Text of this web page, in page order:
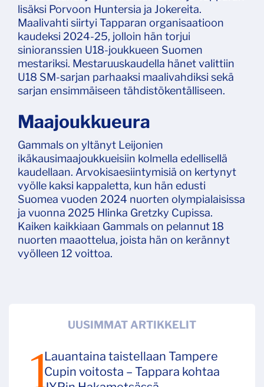
lisäksi Porvoon Huntersia ja Jokereita.
Maalivahti siirtyi Tapparan organisaatioon
kaudeksi 2024-25, jolloin hän torjui
sinioranssien U18-joukkueen Suomen
mestariksi. Mestaruuskaudella hänet valittiin
U18 SM-sarjan parhaaksi maalivahdiksi sekä
sarjan ensimmäiseen tähdistökentälliseen.
Maajoukkueura
Gammals on yltänyt Leijonien
ikäkausimaajoukkueisiin kolmella edellisellä
kaudellaan. Arvokisaesiintymisiä on kertynyt
vyölle kaksi kappaletta, kun hän edusti
Suomea vuoden 2024 nuorten olympialaisissa
ja vuonna 2025 Hlinka Gretzky Cupissa.
Kaiken kaikkiaan Gammals on pelannut 18
nuorten maaottelua, joista hän on kerännyt
vyölleen 12 voittoa.
UUSIMMAT ARTIKKELIT
Lauantaina taistellaan Tampere
Cupin voitosta – Tappara kohtaa